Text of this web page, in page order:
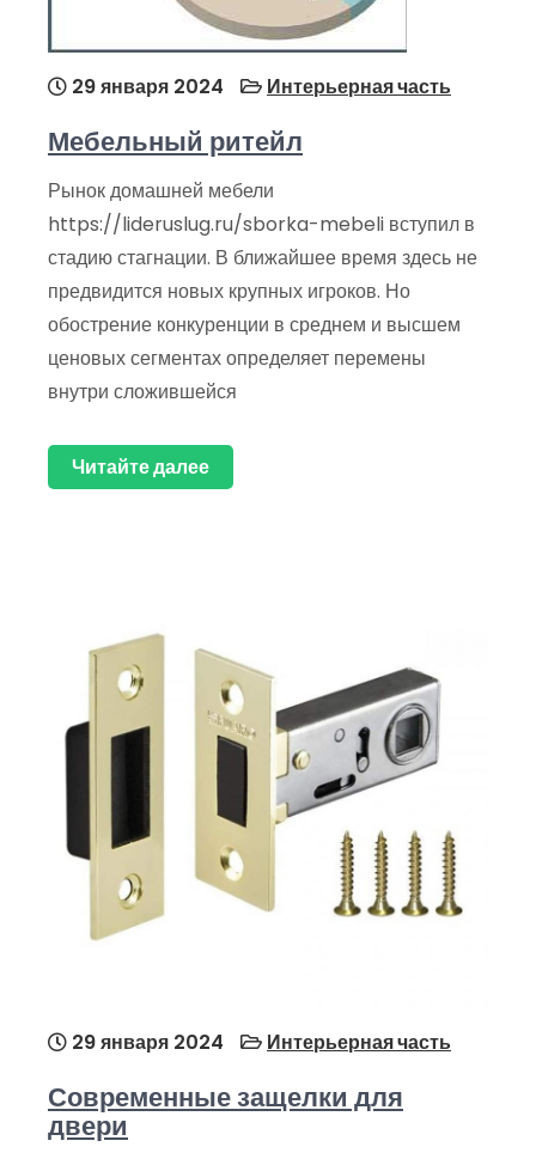
29 января 2024 Интерьерная часть
Мебельный ритейл
Рынок домашней мебели
https://lideruslug.ru/sborka-mebeli вступил в
стадию стагнации. В ближайшее время здесь не
предвидится новых крупных игроков. Но
обострение конкуренции в среднем и высшем
ценовых сегментах определяет перемены
внутри сложившейся
Читайте далее
29 января 2024 Интерьерная часть
Современные защелки для
двери